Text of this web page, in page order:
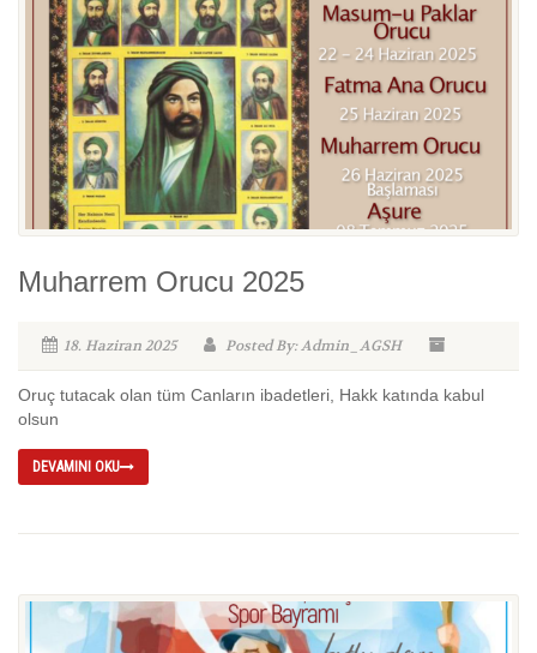
Muharrem Orucu 2025
18. Haziran 2025 Posted By: Admin_AGSH
Oruç tutacak olan tüm Canların ibadetleri, Hakk katında kabul
olsun
DEVAMINI OKU